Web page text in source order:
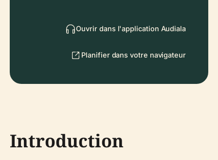
Ouvrir dans l'application Audiala
Planifier dans votre navigateur
Introduction